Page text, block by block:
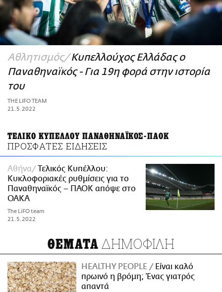
ΑΜΠΑ
PRINT
Αθλητισμός Κυπελλούχος Ελλάδας ο
Παναθηναϊκός - Για 19η φορά στην ιστορία
του
THE LIFO TEAM
21.5.2022
ΤΕΛΙΚΟ ΚΥΠΕΛΛΟΥ ΠΑΝΑΘΗΝΑΪΚΟΣ-ΠΑΟΚ
ΠΡΟΣΦΑΤΕΣ ΕΙΔΗΣΕΙΣ
Αθήνα
Τελικός Κυπέλλου:
Κυκλοφοριακές ρυθμίσεις για το
Παναθηναϊκός – ΠΑΟΚ απόψε στο
ΟΑΚΑ
The LiFO team
21.5.2022
ΘΕΜΑΤΑ ΔΗΜΟΦΙΛΗ
HEALTHY PEOPLE
Είναι καλό
πρωινό η βρόμη; Ένας γιατρός
απαντά